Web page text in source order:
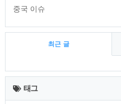
중국 이슈
최근 글
최
근
글
태그